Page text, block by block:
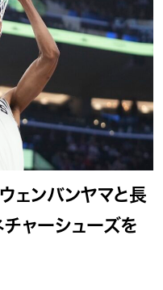
ェンバンヤマと長
ャーシューズを